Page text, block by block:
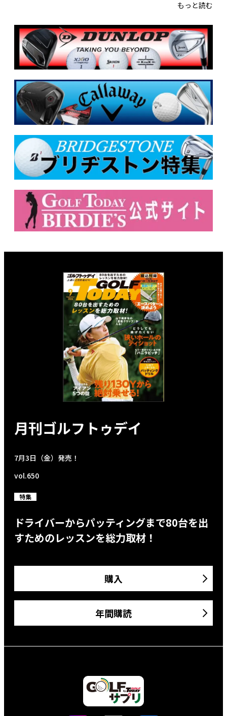
もっと読む
月刊ゴルフトゥデイ
7月3日（金）発売！
vol.650
特集
ドライバーからパッティングまで80台を出
すためのレッスンを総力取材！
購入
年間購読